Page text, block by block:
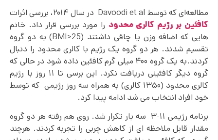
مطالعه‌ای که توسط Davoodi et al در سال ۲۰۱۴، بررسی اثرات
کافئین بر رژیم کالری محدود را مورد بررسی قرار داد. خانم
هایی که اضافه وزن یا چاقی داشتند (BMI>25) به دو گروه
تقسیم شدند. هر دو گروه یک رژیم با کالری محدود را دنبال
کردند.به یک گروه ۴۰۰ میلی گرم کافئین داده شود در حالی که
گروه دیگر کافئینی دریافت نکرد. این برسی تا ۱۱ روز با رژیم
کالری محدود (۱۳۵۰ کالری) به همراه سه روز رژیمی که توسط
خود افراد انتخاب می شد ادامه پیدا کرد.
برنامه رژیمی ۱۱-۳ سه بار تکرار شد. روی هم رفته هر دو گروه
مقدار قابل ملاحظه ای از کاهش چربی را تجربه کردند. هرچند